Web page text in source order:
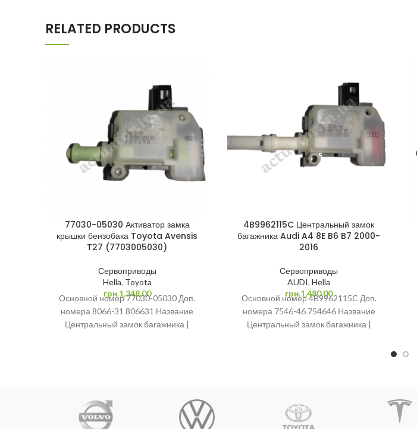
RELATED PRODUCTS
77030-05030 Активатор замка
крышки бензобака Toyota Avensis
T27 (7703005030)
Сервоприводы
Hella, Toyota
грн.1,348.00
Основной номер 77030-05030 Доп.
номера 8066-31 806631 Название
Центральный замок багажника |
4B9962115C Центральный замок
багажника Audi A4 8E B6 B7 2000-
2016
Сервоприводы
AUDI,Hella
грн.1,480.00
Основной номер 4B9962115C Доп.
номера 7546-46 754646 Название
Центральный замок багажника |